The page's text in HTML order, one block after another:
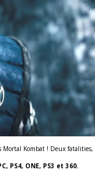
Kombat ! Deux fatalities,
PS4, ONE, PS3 et 360.